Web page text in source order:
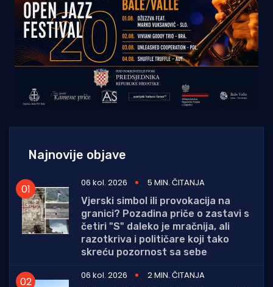
Najnovije objave
06 kol. 2026
5 MIN. ČITANJA
Vjerski simbol ili provokacija na
granici? Pozadina priče o zastavi s
četiri "S" daleko je mračnija, ali
razotkriva i političare koji tako
skreću pozornost sa sebe
06 kol. 2026
2 MIN. ČITANJA